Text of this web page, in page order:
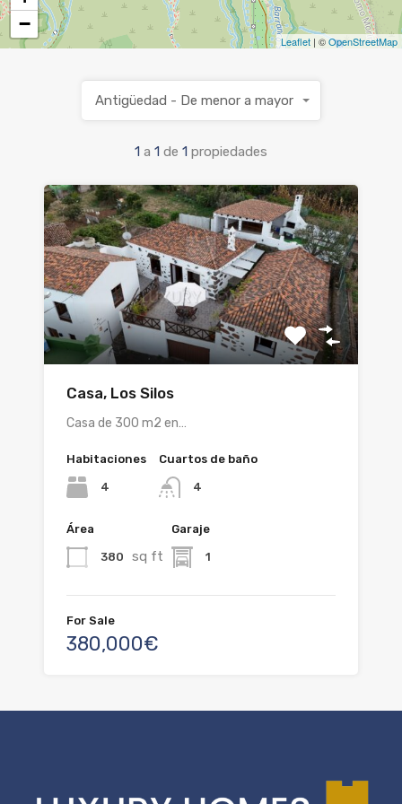
−
Leaflet | ©OpenStreetMap
1 a 1 de 1 propiedades
Antigüedad - De menor a mayor
Casa, Los Silos
Casa de 300 m2 en…
Habitaciones
4
Cuartos de baño
4
Área
380 sq ft
Garaje
1
For Sale
380,000€